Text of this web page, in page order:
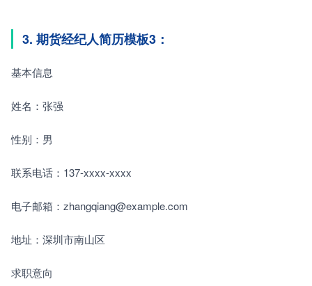
3. 期货经纪人简历模板3：
基本信息
姓名：张强
性别：男
联系电话：137-xxxx-xxxx
电子邮箱：zhangqiang@example.com
地址：深圳市南山区
求职意向